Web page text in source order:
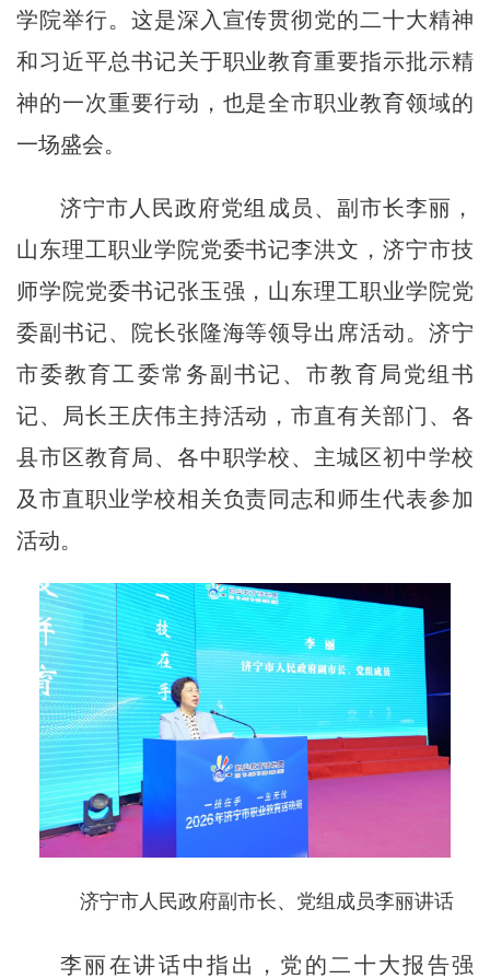
学院举行。这是深入宣传贯彻党的二十大精神
和习近平总书记关于职业教育重要指示批示精
神的一次重要行动，也是全市职业教育领域的
一场盛会。
济宁市人民政府党组成员、副市长李丽，
山东理工职业学院党委书记李洪文，济宁市技
师学院党委书记张玉强，山东理工职业学院党
委副书记、院长张隆海等领导出席活动。济宁
市委教育工委常务副书记、市教育局党组书
记、局长王庆伟主持活动，市直有关部门、各
县市区教育局、各中职学校、主城区初中学校
及市直职业学校相关负责同志和师生代表参加
活动。
济宁市人民政府副市长、党组成员李丽讲话
李丽在讲话中指出，党的二十大报告强